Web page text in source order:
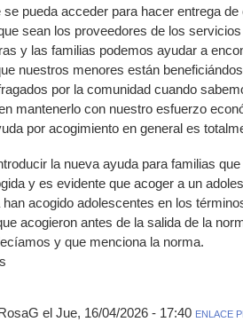
se pueda acceder para hacer entrega
sean los proveedores de los
y las familias podemos ayudar a
nuestros menores están
por la comunidad cuando
mantenerlo con nuestro esfuerzo
por acogimiento en general es
la nueva ayuda para familias
y es evidente que acoger a un
acogido adolescentes en los
acogieron antes de la salida de la
y que menciona la norma.
el Jue, 16/04/2026 - 17:40 ENLACE